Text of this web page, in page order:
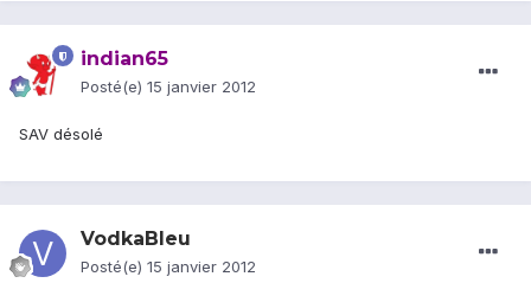
indian65
Posté(e) 15 janvier 2012
SAV désolé
VodkaBleu
Posté(e) 15 janvier 2012